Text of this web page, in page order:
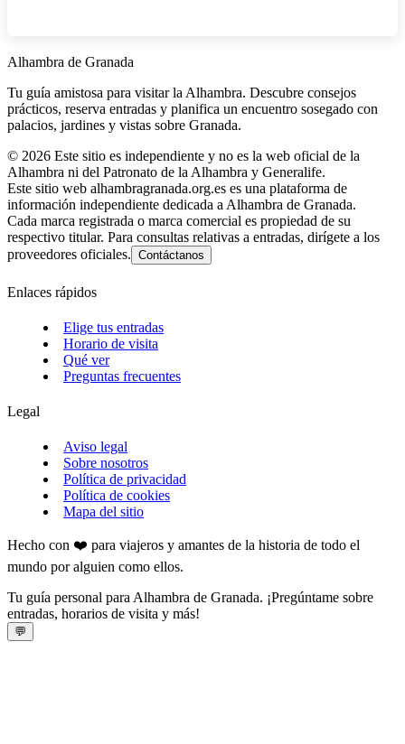
Alhambra de Granada
Tu guía amistosa para visitar la Alhambra. Descubre consejos
prácticos, reserva entradas y planifica un encuentro sosegado con
palacios, jardines y vistas sobre Granada.
© 2026 Este sitio es independiente y no es la web oficial de la
Alhambra ni del Patronato de la Alhambra y Generalife.
Este sitio web alhambragranada.org.es es una plataforma de
información independiente dedicada a Alhambra de Granada.
Cada marca registrada o marca comercial es propiedad de su
respectivo titular. Para consultas relativas a entradas, dirígete a los
proveedores oficiales. Contáctanos
Enlaces rápidos
Elige tus entradas
Horario de visita
Qué ver
Preguntas frecuentes
Legal
Aviso legal
Sobre nosotros
Política de privacidad
Política de cookies
Mapa del sitio
Hecho con ❤️ para viajeros y amantes de la historia de todo el
mundo por alguien como ellos.
Tu guía personal para Alhambra de Granada. ¡Pregúntame sobre
entradas, horarios de visita y más!
💬